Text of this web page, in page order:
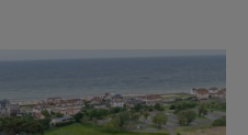
tournée vers le
modulable
ou de bureau.